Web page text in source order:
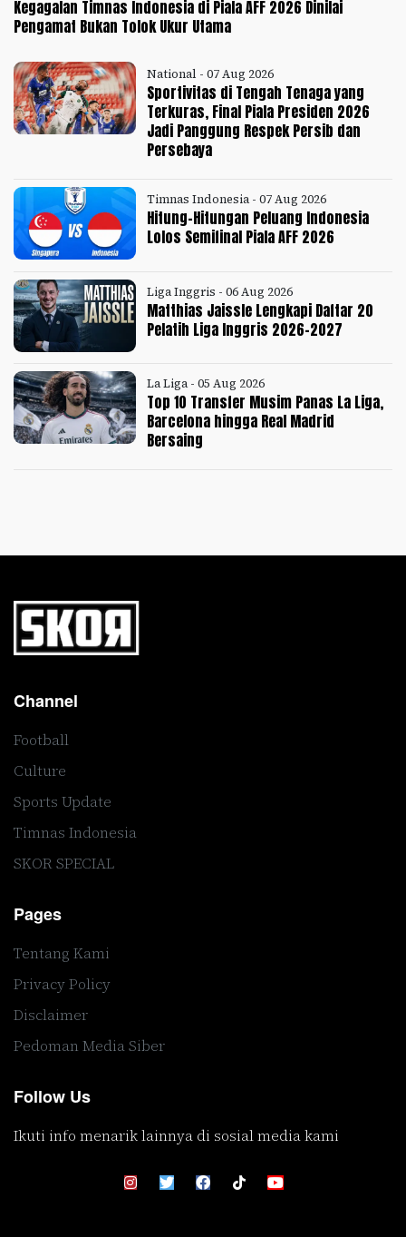
Kegagalan Timnas Indonesia di Piala AFF 2026 Dinilai
Pengamat Bukan Tolok Ukur Utama
National - 07 Aug 2026
Sportivitas di Tengah Tenaga yang
Terkuras, Final Piala Presiden 2026
Jadi Panggung Respek Persib dan
Persebaya
Timnas Indonesia - 07 Aug 2026
Hitung-Hitungan Peluang Indonesia
Lolos Semifinal Piala AFF 2026
Liga Inggris - 06 Aug 2026
Matthias Jaissle Lengkapi Daftar 20
Pelatih Liga Inggris 2026-2027
La Liga - 05 Aug 2026
Top 10 Transfer Musim Panas La Liga,
Barcelona hingga Real Madrid
Bersaing
Channel
Football
Culture
Sports Update
Timnas Indonesia
SKOR SPECIAL
Pages
Tentang Kami
Privacy Policy
Disclaimer
Pedoman Media Siber
Follow Us
Ikuti info menarik lainnya di sosial media kami